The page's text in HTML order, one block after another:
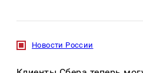
Новости России